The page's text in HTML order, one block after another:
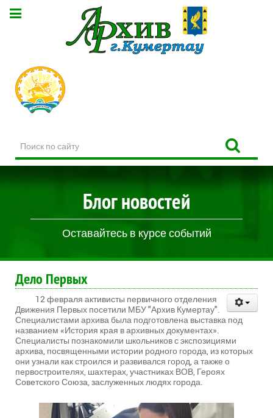
по
сайту
Блог новостей
Оставайтесь в курсе событий
Дело Первых
12 февраля активисты первичного отделения
Движения Первых посетили МБУ "Архив Кумертау".
Специалистами архива была подготовлена выставка под
названием «История края в архивных документах».
Специалисты познакомили школьников с экспозициями
архива, посвященными истории родного города, из которых
они узнали как строился и развивался город, а также о
первостроителях, шахтерах, участниках ВОВ, Героях
Советского Союза, заслуженных людях города.